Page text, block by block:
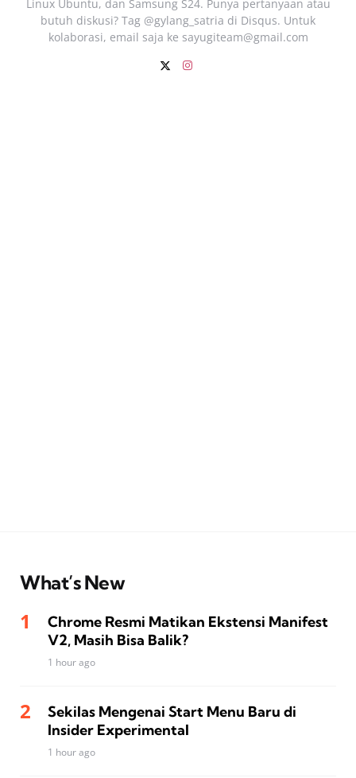
Linux Ubuntu, dan Samsung S24. Punya pertanyaan atau
butuh diskusi? Tag @gylang_satria di Disqus. Untuk
kolaborasi, email saja ke sayugiteam@gmail.com
What’s New
Chrome Resmi Matikan Ekstensi Manifest
V2, Masih Bisa Balik?
1 hour ago
Sekilas Mengenai Start Menu Baru di
Insider Experimental
1 hour ago